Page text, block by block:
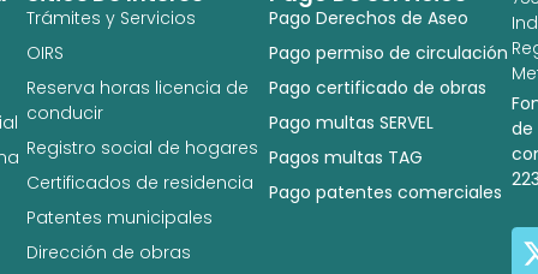
Pago Derechos de Aseo
Pago permiso de circulación
Pago certificado de obras
Pago multas SERVEL
Pagos multas TAG
Pago patentes comerciales
Trámites y Servicios
OIRS
Reserva horas licencia de
conducir
Registro social de hogares
Certificados de residencia
Patentes municipales
Dirección de obras
de